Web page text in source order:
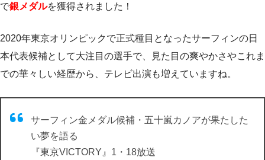
で銀メダルを獲得されました！
2020年東京オリンピックで正式種目となったサーフィンの日
本代表候補として大注目の選手で、見た目の爽やかさやこれま
での華々しい経歴から、テレビ出演も増えていますね。
サーフィン金メダル候補・五十嵐カノアが果たした
い夢を語る
『東京VICTORY』1・18放送